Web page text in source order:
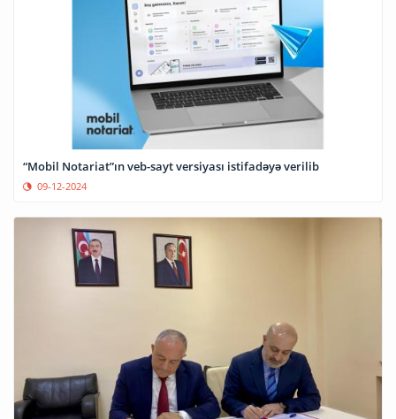
“Mobil Notariat”ın veb-sayt versiyası istifadəyə verilib
09-12-2024